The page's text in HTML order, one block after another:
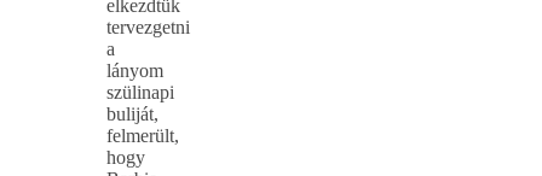
elkezdtük
tervezgetni
a
lányom
szülinapi
buliját,
felmerült,
hogy